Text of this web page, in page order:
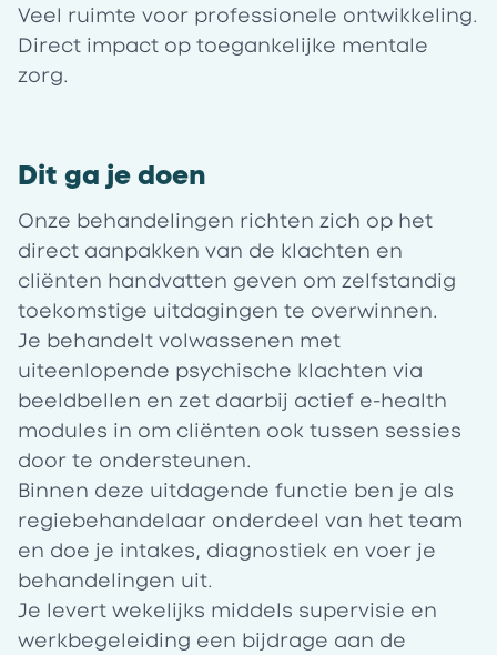
Veel ruimte voor professionele ontwikkeling.
Direct impact op toegankelijke mentale
zorg.
Dit ga je doen
Onze behandelingen richten zich op het
direct aanpakken van de klachten en
cliënten handvatten geven om zelfstandig
toekomstige uitdagingen te overwinnen.
Je behandelt volwassenen met
uiteenlopende psychische klachten via
beeldbellen en zet daarbij actief e-health
modules in om cliënten ook tussen sessies
door te ondersteunen.
Binnen deze uitdagende functie ben je als
regiebehandelaar onderdeel van het team
en doe je intakes, diagnostiek en voer je
behandelingen uit.
Je levert wekelijks middels supervisie en
werkbegeleiding een bijdrage aan de